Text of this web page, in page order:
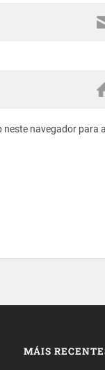
navegador para
MÁIS